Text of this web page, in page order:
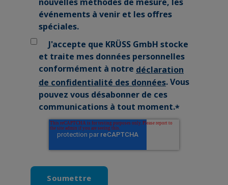
événements à venir et les offres
spéciales.
J'accepte que KRÜSS GmbH stocke
et traite mes données personnelles
conformément à notre déclaration
de confidentialité des données. Vous
pouvez vous désabonner de ces
communications à tout moment.*